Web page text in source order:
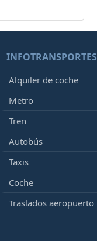
INFOTRANSPORTES
Alquiler de coche
Metro
Tren
Autobús
Taxis
Coche
Traslados aeropuerto